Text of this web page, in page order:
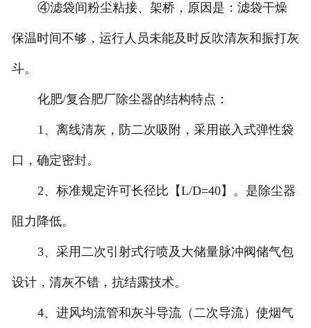
④滤袋间粉尘粘接、架桥，原因是：滤袋干燥
保温时间不够，运行人员未能及时反吹清灰和振打灰
斗。
化肥/复合肥厂除尘器的结构特点：
1、离线清灰，防二次吸附，采用嵌入式弹性袋
口，确定密封。
2、标准规定许可长径比【L/D=40】。是除尘器
阻力降低。
3、采用二次引射式行喷及大储量脉冲阀储气包
设计，清灰不错，抗结露技术。
4、进风均流管和灰斗导流（二次导流）使烟气